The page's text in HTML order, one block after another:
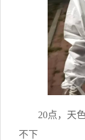
20点，天
不下